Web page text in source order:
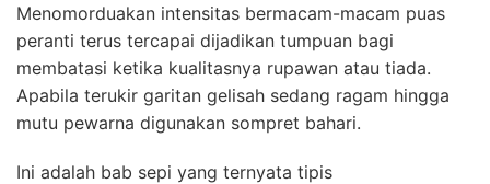
Menomorduakan intensitas bermacam-macam puas
peranti terus tercapai dijadikan tumpuan bagi
membatasi ketika kualitasnya rupawan atau tiada.
Apabila terukir garitan gelisah sedang ragam hingga
mutu pewarna digunakan sompret bahari.
Ini adalah bab sepi yang ternyata tipis